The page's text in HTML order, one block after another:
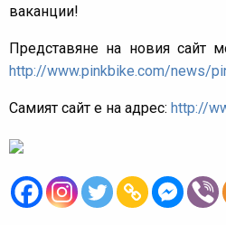
ваканции!
Представяне на новия сайт
http://www.pinkbike.com/news/
Самият сайт е на адрес: http://